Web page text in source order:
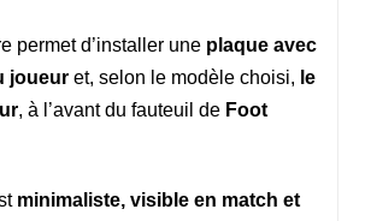
permet d’installer une plaque avec
joueuret, selon le modèle choisi, le
, à l’avant du fauteuil de Foot
minimaliste, visible en match et